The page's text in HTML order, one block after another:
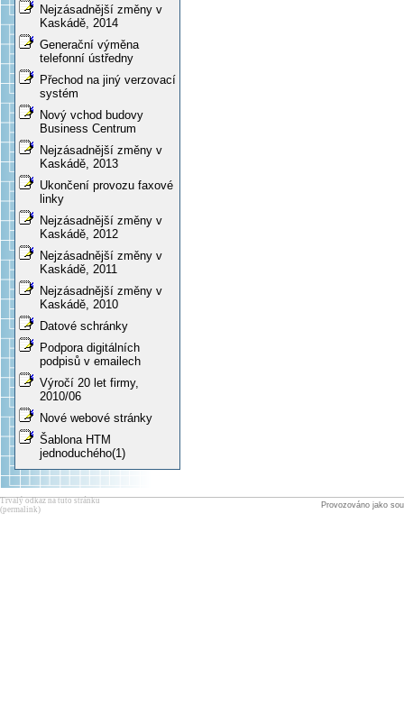
Nejzásadnější změny v
Kaskádě, 2014
Generační výměna
telefonní ústředny
Přechod na jiný verzovací
systém
Nový vchod budovy
Business Centrum
Nejzásadnější změny v
Kaskádě, 2013
Ukončení provozu faxové
linky
Nejzásadnější změny v
Kaskádě, 2012
Nejzásadnější změny v
Kaskádě, 2011
Nejzásadnější změny v
Kaskádě, 2010
Datové schránky
Podpora digitálních
podpisů v emailech
Výročí 20 let firmy,
2010/06
Nové webové stránky
Šablona HTM
jednoduchého(1)
Provozováno jako
Trvalý odkaz na tuto stránku
(permalink)